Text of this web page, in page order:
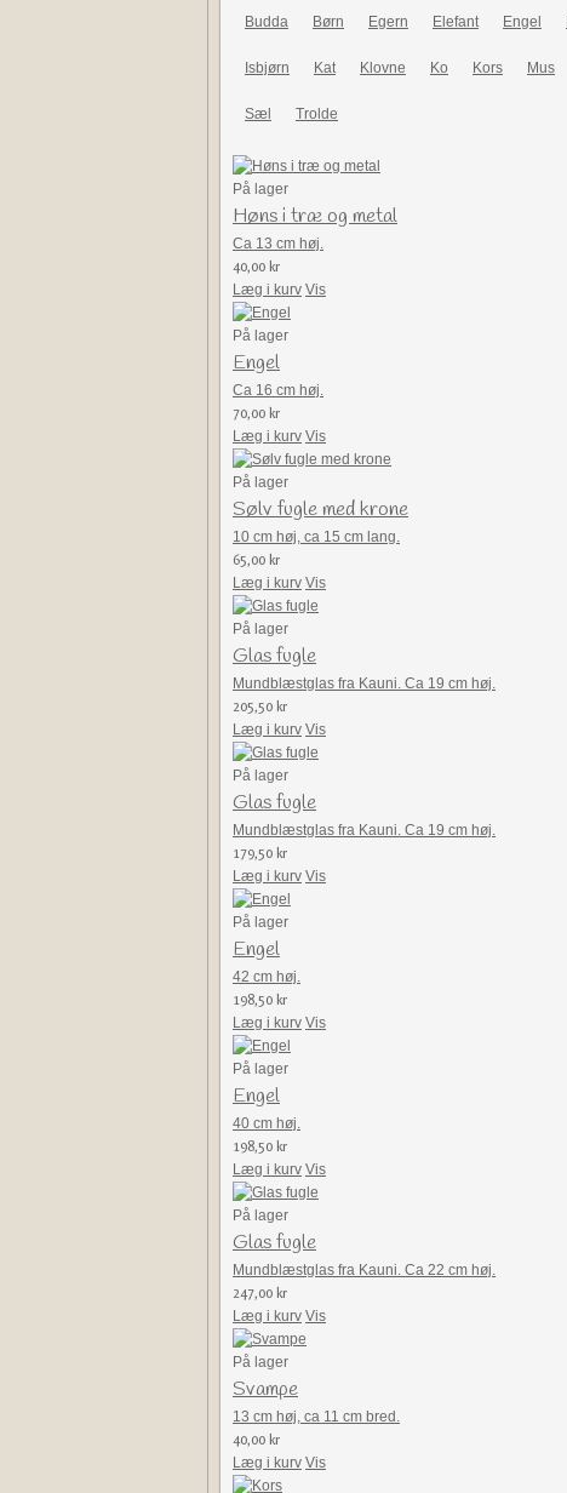
Budda Børn Egern Elefant Engel
Isbjørn Kat Klovne Ko Kors Mus
Sæl
Trolde
På lager
Høns i træ og metal
Ca 13 cm høj.
40,00 kr
Læg i kurv Vis
På lager
Engel
Ca 16 cm høj.
70,00 kr
Læg i kurv Vis
På lager
Sølv fugle med krone
10 cm høj, ca 15 cm lang.
65,00 kr
Læg i kurv Vis
På lager
Glas fugle
Mundblæstglas fra Kauni. Ca 19 cm høj.
205,50 kr
Læg i kurv Vis
På lager
Glas fugle
Mundblæstglas fra Kauni. Ca 19 cm høj.
179,50 kr
Læg i kurv Vis
På lager
Engel
42 cm høj.
198,50 kr
Læg i kurv Vis
På lager
Engel
40 cm høj.
198,50 kr
Læg i kurv Vis
På lager
Glas fugle
Mundblæstglas fra Kauni. Ca 22 cm høj.
247,00 kr
Læg i kurv Vis
På lager
Svampe
13 cm høj, ca 11 cm bred.
40,00 kr
Læg i kurv Vis